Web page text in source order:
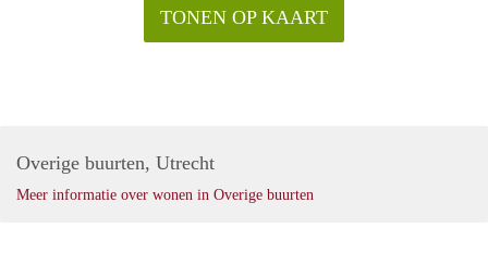
TONEN OP KAART
Overige buurten, Utrecht
Meer informatie over wonen in Overige buurten